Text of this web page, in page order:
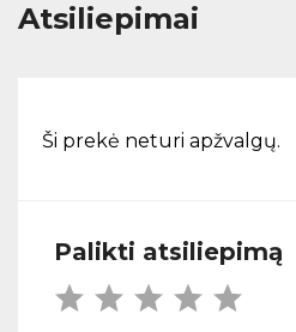
Atsiliepimai
Ši prekė neturi apžvalgų.
Palikti atsiliepimą